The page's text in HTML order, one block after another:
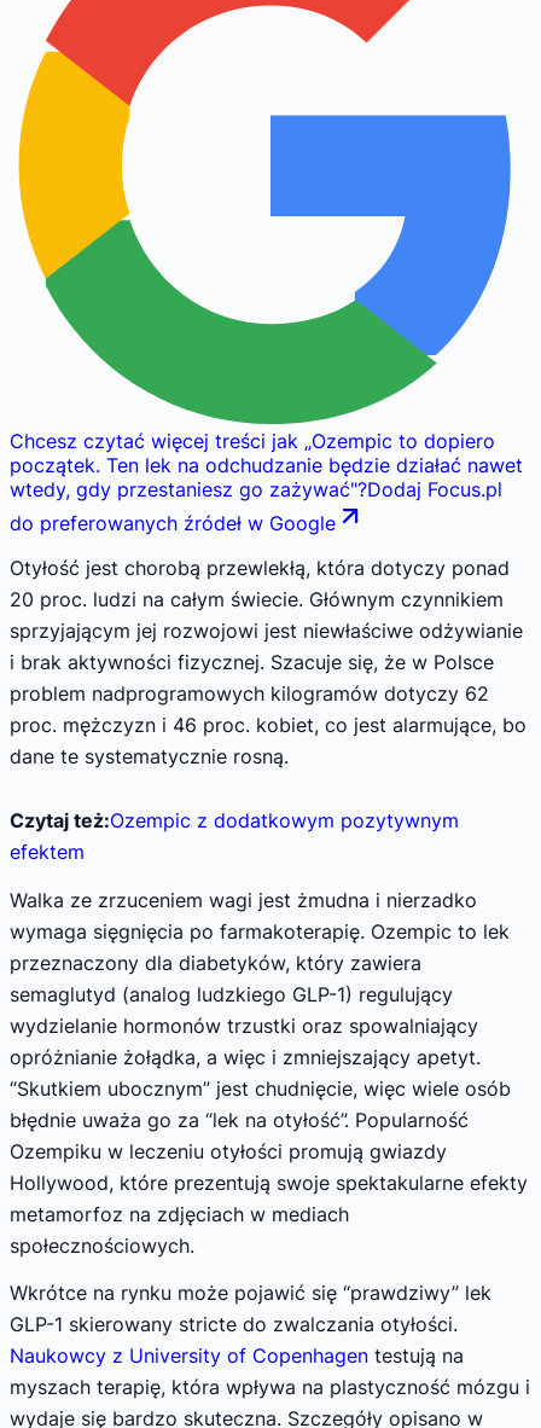
Chcesz czytać więcej treści jak „Ozempic to dopiero
początek. Ten lek na odchudzanie będzie działać nawet
wtedy, gdy przestaniesz go zażywać"?Dodaj Focus.pl
do preferowanych źródeł w Google
Otyłość jest chorobą przewlekłą, która dotyczy ponad
20 proc. ludzi na całym świecie. Głównym czynnikiem
sprzyjającym jej rozwojowi jest niewłaściwe odżywianie
i brak aktywności fizycznej. Szacuje się, że w Polsce
problem nadprogramowych kilogramów dotyczy 62
proc. mężczyzn i 46 proc. kobiet, co jest alarmujące, bo
dane te systematycznie rosną.
Czytaj też:Ozempic z dodatkowym pozytywnym
efektem
Walka ze zrzuceniem wagi jest żmudna i nierzadko
wymaga sięgnięcia po farmakoterapię. Ozempic to lek
przeznaczony dla diabetyków, który zawiera
semaglutyd (analog ludzkiego GLP-1) regulujący
wydzielanie hormonów trzustki oraz spowalniający
opróżnianie żołądka, a więc i zmniejszający apetyt.
“Skutkiem ubocznym” jest chudnięcie, więc wiele osób
błędnie uważa go za “lek na otyłość”. Popularność
Ozempiku w leczeniu otyłości promują gwiazdy
Hollywood, które prezentują swoje spektakularne efekty
metamorfoz na zdjęciach w mediach
społecznościowych.
Wkrótce na rynku może pojawić się “prawdziwy” lek
GLP-1 skierowany stricte do zwalczania otyłości.
Naukowcy z University of Copenhagen testują na
myszach terapię, która wpływa na plastyczność mózgu i
wydaje się bardzo skuteczna. Szczegóły opisano w